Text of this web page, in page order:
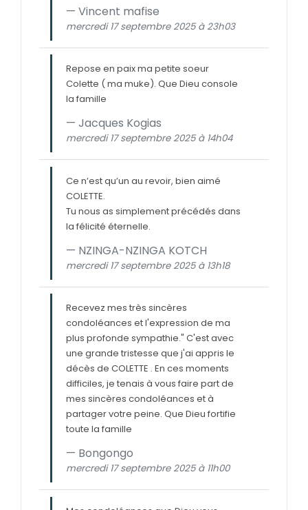
Vincent mafise
mercredi 17 septembre 2025 à 23h03
Repose en paix ma petite soeur
Colette ( ma muke). Que Dieu console
la famille
Jacques Kogias
mercredi 17 septembre 2025 à 14h04
Ce n’est qu’un au revoir, bien aimé
COLETTE.
Tu nous as simplement précédés dans
la félicité éternelle.
NZINGA-NZINGA KOTCH
mercredi 17 septembre 2025 à 13h18
Recevez mes très sincères
condoléances et l'expression de ma
plus profonde sympathie." C'est avec
une grande tristesse que j'ai appris le
décès de COLETTE . En ces moments
difficiles, je tenais à vous faire part de
mes sincères condoléances et à
partager votre peine. Que Dieu fortifie
toute la famille
Bongongo
mercredi 17 septembre 2025 à 11h00